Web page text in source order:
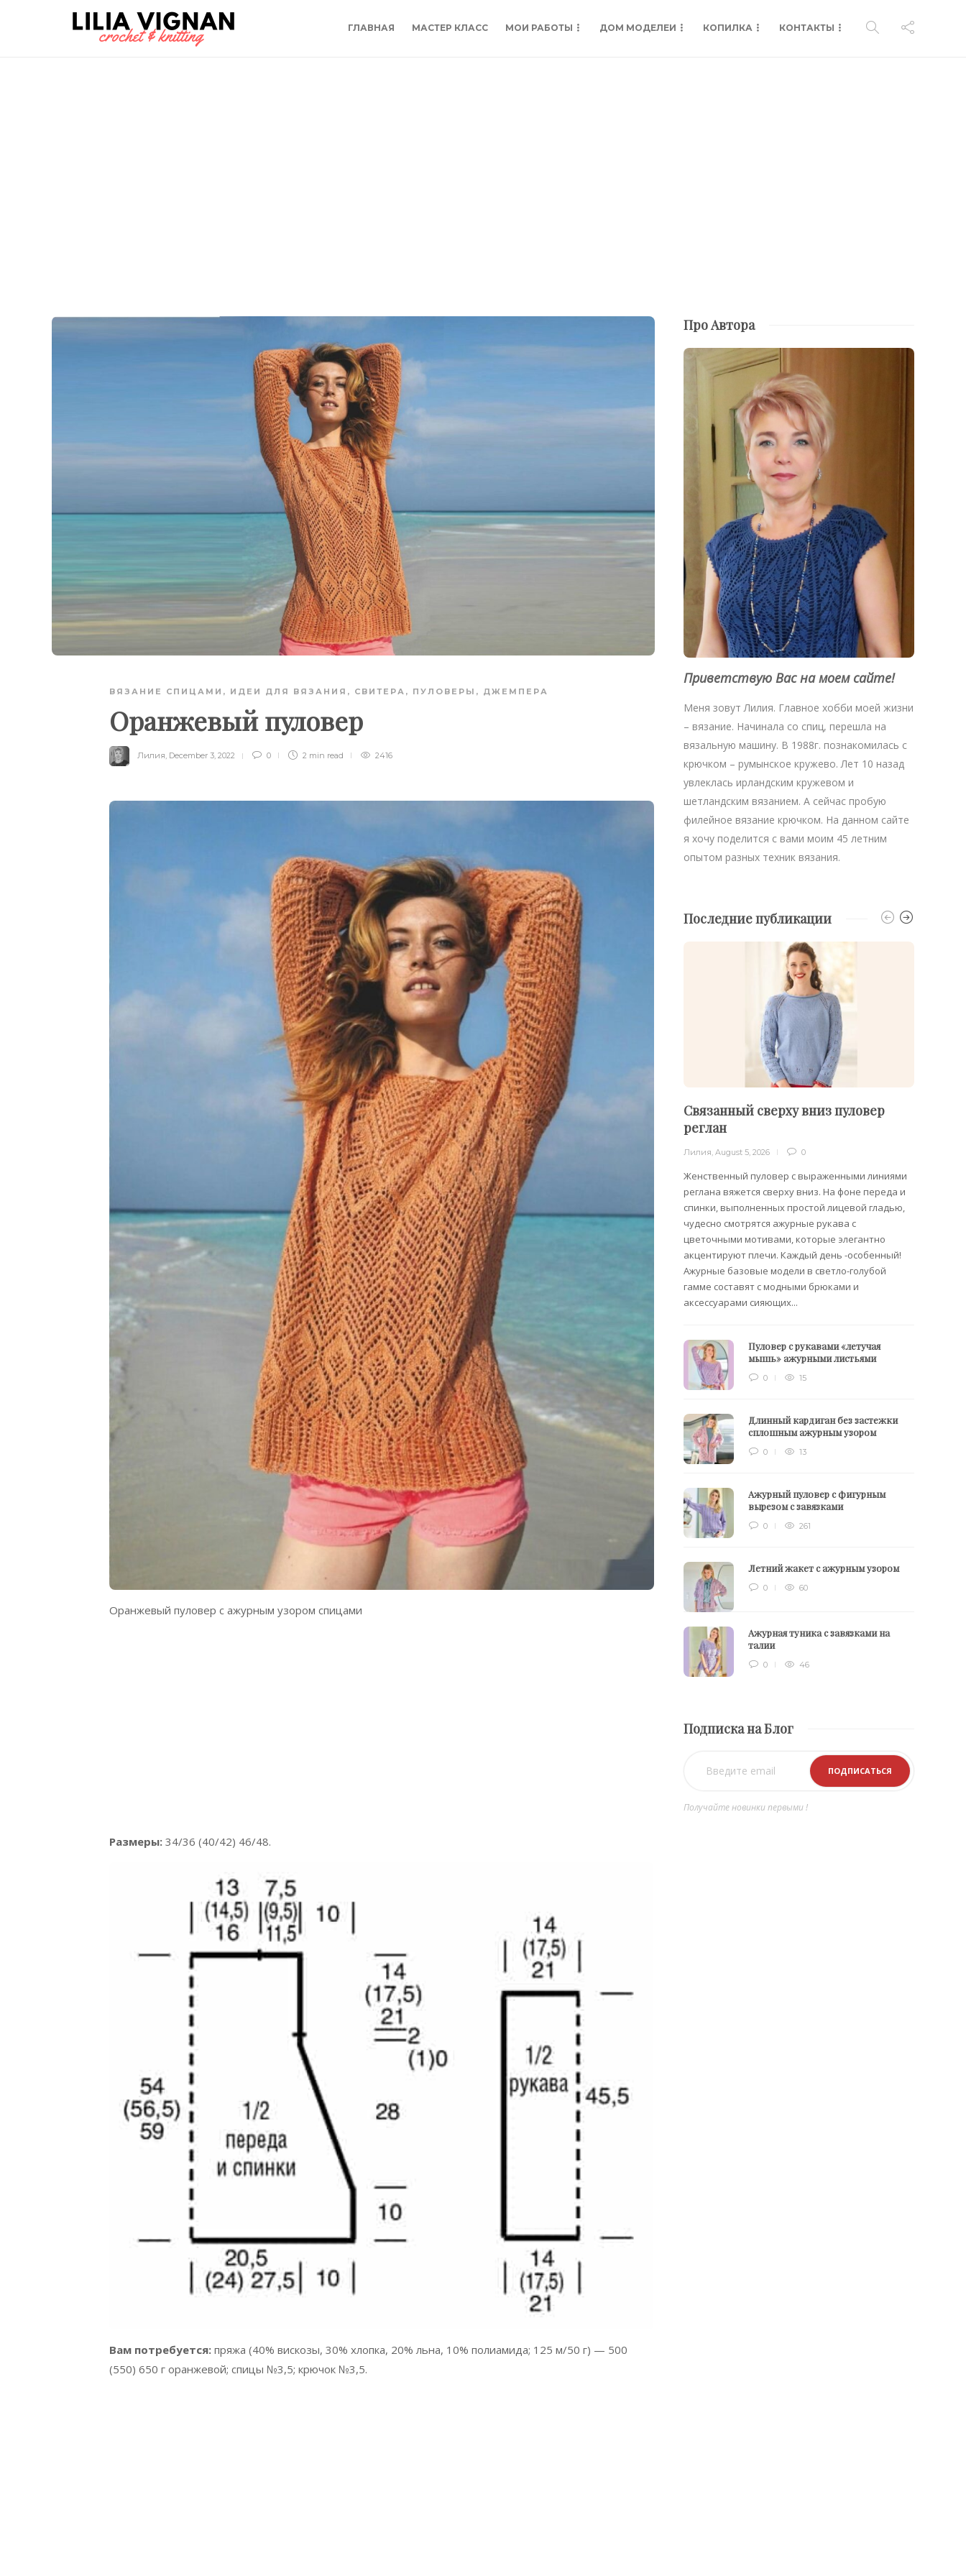
ГЛАВНАЯ МАСТЕР КЛАСС МОИ РАБОТЫ ДОМ МОДЕЛЕИ КОПИЛКА КОНТАКТЫ
ВЯЗАНИЕ СПИЦАМИ , ИДЕИ ДЛЯ ВЯЗАНИЯ , СВИТЕРА, ПУЛОВЕРЫ, ДЖЕМПЕРА
Оранжевый пуловер
Лилия, December 3, 2022 0 2 min read 2416
Оранжевый пуловер с ажурным узором спицами
Размеры: 34/36 (40/42) 46/48.
Вам потребуется: пряжа (40% вискозы, 30% хлопка, 20% льна, 10% полиамида; 125 м/50 г) — 500
(550) 650 г оранжевой; спицы №3,5; крючок №3,5.
Про Автора
Приветствую Вас на моем сайте!
Меня зовут Лилия. Главное хобби моей жизни
– вязание. Начинала со спиц, перешла на
вязальную машину. В 1988г. познакомилась с
крючком – румынское кружево. Лет 10 назад
увлеклась ирландским кружевом и
шетландским вязанием. А сейчас пробую
филейное вязание крючком. На данном сайте
я хочу поделится с вами моим 45 летним
опытом разных техник вязания.
Последние публикации
Связанный сверху вниз пуловер
реглан
Лилия ,August 5, 2026 0
Женственный пуловер с выраженными линиями
реглана вяжется сверху вниз. На фоне переда и
спинки, выполненных простой лицевой гладью,
чудесно смотрятся ажурные рукава с
цветочными мотивами, которые элегантно
акцентируют плечи. Каждый день -особенный!
Ажурные базовые модели в светло-голубой
гамме составят с модными брюками и
аксессуарами сияющих...
Пуловер с рукавами «летучая
мышь» ажурными листьями
0 15
Длинный кардиган без застежки
сплошным ажурным узором
0 13
Ажурный пуловер с фигурным
вырезом с завязками
0 261
Летний жакет с ажурным узором
0 60
Ажурная туника с завязками на
талии
0 46
Подписка на Блог
Получайте новинки первыми !